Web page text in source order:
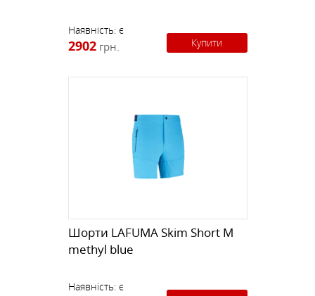
Наявність: є
2902 грн. Купити
Шорти LAFUMA Skim Short M
methyl blue
Наявність: є